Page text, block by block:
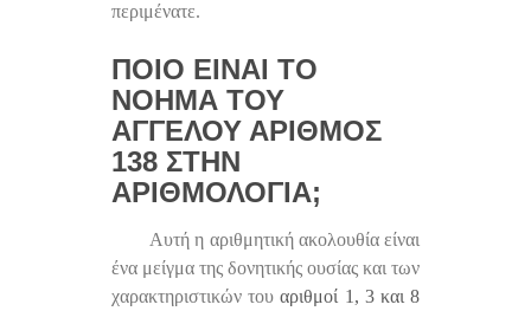
περιμένατε.
ΠΟΙΟ ΕΊΝΑΙ ΤΟ
ΝΌΗΜΑ ΤΟΥ
ΑΓΓΈΛΟΥ ΑΡΙΘΜΌΣ
138 ΣΤΗΝ
ΑΡΙΘΜΟΛΟΓΊΑ;
Αυτή η αριθμητική ακολουθία είναι
ένα μείγμα της δονητικής ουσίας και των
χαρακτηριστικών τουαριθμοί 1, 3 και 8